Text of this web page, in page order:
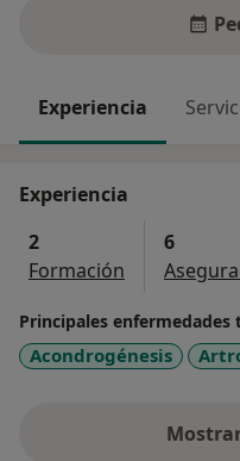
Experiencia
Experiencia
2
Formación
6
Principales enfermedades
Acondrogénesis